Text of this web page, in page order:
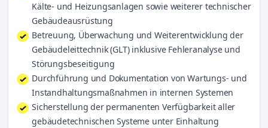
Kälte- und Heizungsanlagen sowie weiterer technischer
Gebäudeausrüstung
Betreuung, Überwachung und Weiterentwicklung der
Gebäudeleittechnik (GLT) inklusive Fehleranalyse und
Störungsbeseitigung
Durchführung und Dokumentation von Wartungs- und
Instandhaltungsmaßnahmen in internen Systemen
Sicherstellung der permanenten Verfügbarkeit aller
gebäudetechnischen Systeme unter Einhaltung